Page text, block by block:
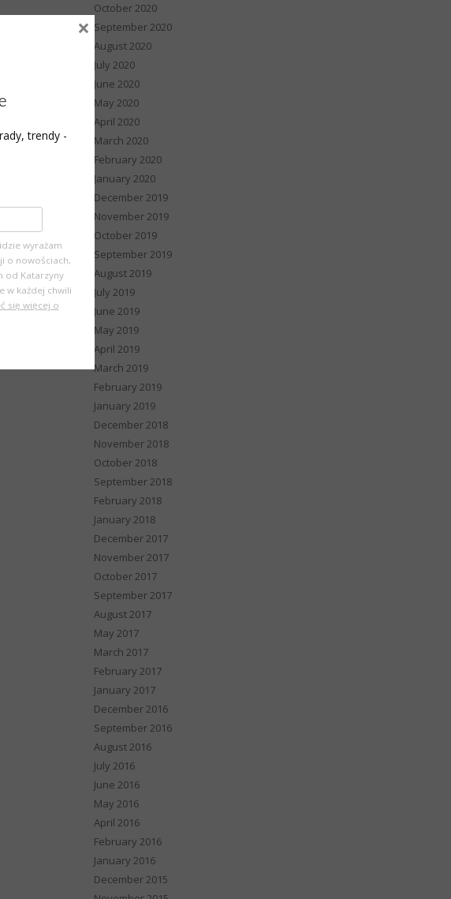
October 2020
September 2020
August 2020
July 2020
June 2020
May 2020
April 2020
March 2020
February 2020
January 2020
December 2019
November 2019
October 2019
September 2019
August 2019
July 2019
June 2019
May 2019
April 2019
March 2019
February 2019
January 2019
December 2018
November 2018
October 2018
September 2018
February 2018
January 2018
December 2017
November 2017
October 2017
September 2017
August 2017
May 2017
March 2017
February 2017
January 2017
December 2016
September 2016
August 2016
July 2016
June 2016
May 2016
April 2016
February 2016
January 2016
December 2015
trendy -
wyrażam
o nowościach,
od Katarzyny
w każdej chwili
się więcej o
×